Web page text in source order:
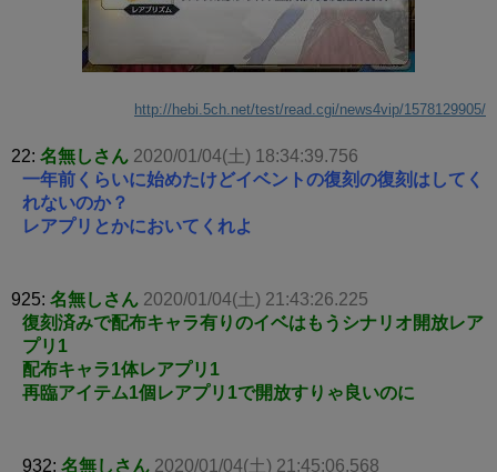
http://hebi.5ch.net/test/read.cgi/news4vip/1578129905/
22: 名無しさん 2020/01/04(土) 18:34:39.756
一年前くらいに始めたけどイベントの復刻の復刻はしてく
れないのか？
レアプリとかにおいてくれよ
925: 名無しさん 2020/01/04(土) 21:43:26.225
復刻済みで配布キャラ有りのイベはもうシナリオ開放レア
プリ1
配布キャラ1体レアプリ1
再臨アイテム1個レアプリ1で開放すりゃ良いのに
932: 名無しさん 2020/01/04(土) 21:45:06.568